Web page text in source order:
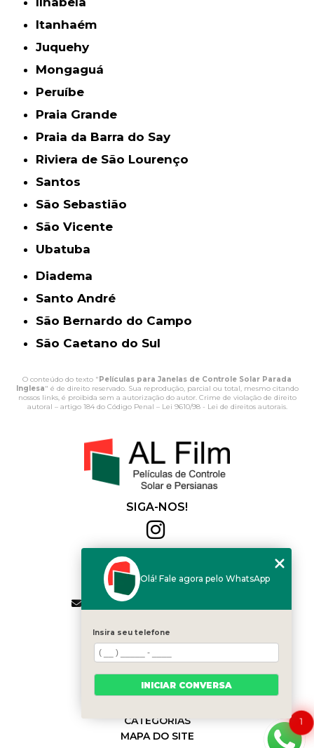
Itanhaém
Juquehy
Mongaguá
Peruíbe
Praia Grande
Praia da Barra do Say
Riviera de São Lourenço
Santos
São Sebastião
São Vicente
Ubatuba
Diadema
Santo André
São Bernardo do Campo
São Caetano do Sul
O conteúdo do texto " Películas para Janelas de Controle Solar Parada
Inglesa" é de direito reservado. Sua reprodução, parcial ou total, mesmo citando
nossos links, é proibida sem a autorização do autor. Crime de violação de direito
autoral – artigo 184 do Código Penal – Lei 9610/98 - Lei de direitos autorais.
SIGA-NOS!
(11) 2564-4684
(11) 94168-2041
contato.vendas@alfilm.com.br
MENU
HOME
QUEM SOMOS
SERVIÇOS
BLOG
CATEGORIAS
MAPA DO SITE
1
Olá! Fale agora pelo WhatsApp
Insira seu telefone
INICIAR CONVERSA